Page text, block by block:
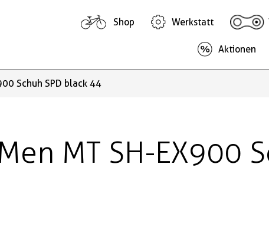
Shop Werkstatt
Aktionen
Schuh SPD black 44
MT SH-EX900